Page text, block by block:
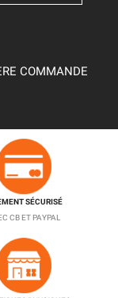
COMMANDE
SÉCURISÉ
CB ET PAYPAL